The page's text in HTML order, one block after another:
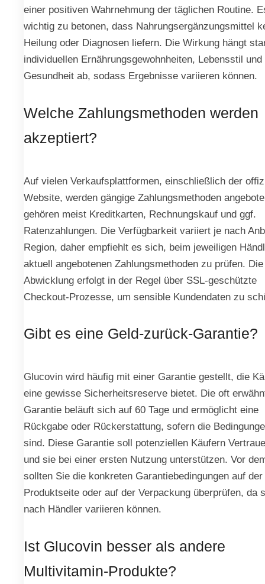
einer positiven Wahrnehmung der täglichen Routine.
wichtig zu betonen, dass Nahrungsergänzungsmittel
Heilung oder Diagnosen liefern. Die Wirkung hängt
individuellen Ernährungsgewohnheiten, Lebensstil und
Gesundheit ab, sodass Ergebnisse variieren können.
Welche Zahlungsmethoden werden
akzeptiert?
Auf vielen Verkaufsplattformen, einschließlich der
Website, werden gängige Zahlungsmethoden
gehören meist Kreditkarten, Rechnungskauf und ggf.
Ratenzahlungen. Die Verfügbarkeit variiert je nach
Region, daher empfiehlt es sich, beim jeweiligen
aktuell angebotenen Zahlungsmethoden zu prüfen.
Abwicklung erfolgt in der Regel über SSL-geschützte
Checkout-Prozesse, um sensible Kundendaten zu
Gibt es eine Geld-zurück-Garantie?
Glucovin wird häufig mit einer Garantie gestellt, die
eine gewisse Sicherheitsreserve bietet. Die oft
Garantie beläuft sich auf 60 Tage und ermöglicht eine
Rückgabe oder Rückerstattung, sofern die
sind. Diese Garantie soll potenziellen Käufern
und sie bei einer ersten Nutzung unterstützen. Vor
sollten Sie die konkreten Garantiebedingungen auf der
Produktseite oder auf der Verpackung überprüfen, da
nach Händler variieren können.
Ist Glucovin besser als andere
Multivitamin-Produkte?